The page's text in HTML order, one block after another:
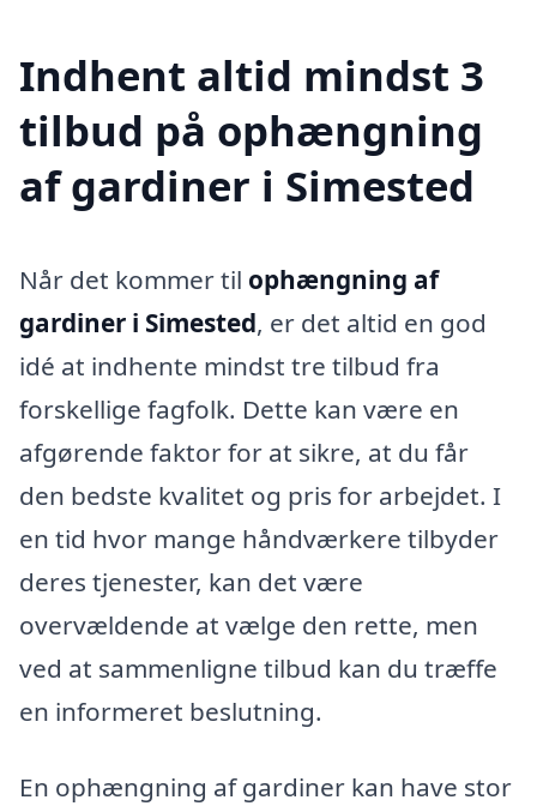
Indhent altid mindst 3
tilbud på ophængning
af gardiner i Simested
Når det kommer til ophængning af
gardiner i Simested, er det altid en god
idé at indhente mindst tre tilbud fra
forskellige fagfolk. Dette kan være en
afgørende faktor for at sikre, at du får
den bedste kvalitet og pris for arbejdet. I
en tid hvor mange håndværkere tilbyder
deres tjenester, kan det være
overvældende at vælge den rette, men
ved at sammenligne tilbud kan du træffe
en informeret beslutning.
En ophængning af gardiner kan have stor